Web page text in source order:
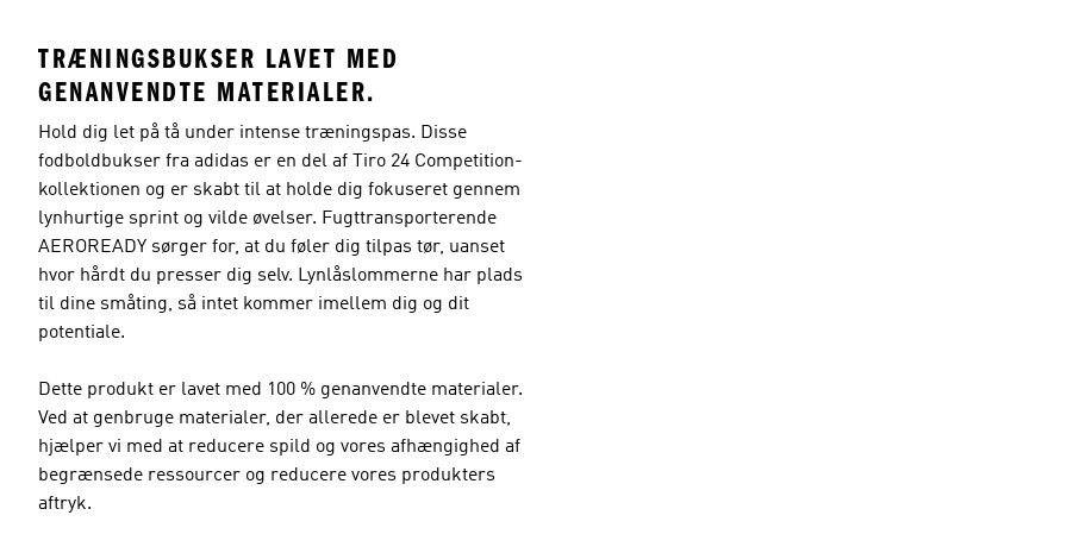
TRÆNINGSBUKSER LAVET MED
GENANVENDTE MATERIALER.
Hold dig let på tå under intense træningspas. Disse
fodboldbukser fra adidas er en del af Tiro 24 Competition-
kollektionen og er skabt til at holde dig fokuseret gennem
lynhurtige sprint og vilde øvelser. Fugttransporterende
AEROREADY sørger for, at du føler dig tilpas tør, uanset
hvor hårdt du presser dig selv. Lynlåslommerne har plads
til dine småting, så intet kommer imellem dig og dit
potentiale.
Dette produkt er lavet med 100 % genanvendte materialer.
Ved at genbruge materialer, der allerede er blevet skabt,
hjælper vi med at reducere spild og vores afhængighed af
begrænsede ressourcer og reducere vores produkters
aftryk.